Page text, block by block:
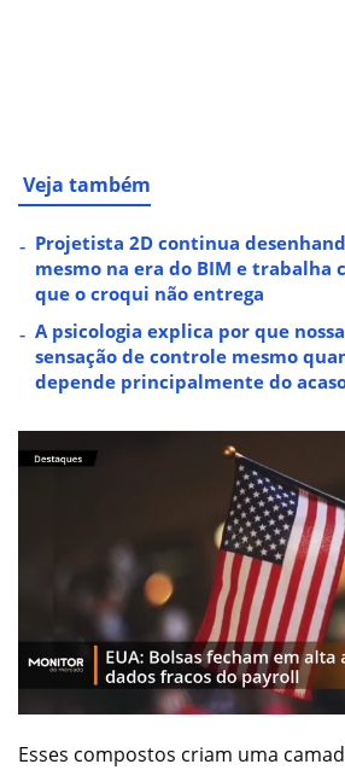
Veja também
Projetista 2D continua
mesmo na era do BIM e trabalha
que o croqui não entrega
A psicologia explica por que
sensação de controle mesmo
depende principalmente do
Esses compostos criam uma